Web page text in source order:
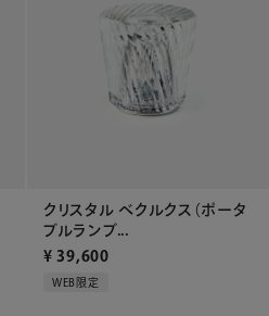
クリスタル ベクルクス（ポータ
ブルランプ...
¥ 39,600
WEB限定